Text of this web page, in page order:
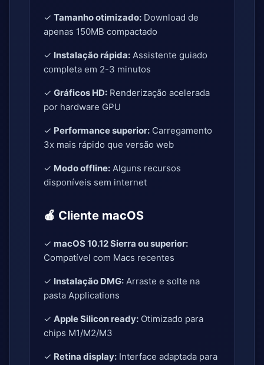
✓ Tamanho otimizado: Download de
apenas 150MB compactado
✓ Instalação rápida: Assistente guiado
completa em 2-3 minutos
✓ Gráficos HD: Renderização acelerada
por hardware GPU
✓ Performance superior: Carregamento
3x mais rápido que versão web
✓ Modo offline: Alguns recursos
disponíveis sem internet
🍎 Cliente macOS
✓ macOS 10.12 Sierra ou superior:
Compatível com Macs recentes
✓ Instalação DMG: Arraste e solte na
pasta Applications
✓ Apple Silicon ready: Otimizado para
chips M1/M2/M3
✓ Retina display: Interface adaptada para